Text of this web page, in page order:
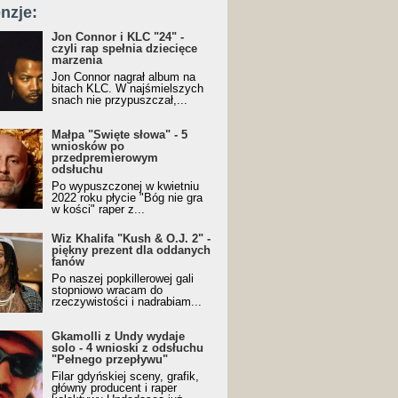
Jon Connor i KLC "24" -
czyli rap spełnia dziecięce
marzenia
Jon Connor nagrał album na
bitach KLC. W najśmielszych
snach nie przypuszczał,...
Małpa "Święte słowa" - 5
wniosków po
przedpremierowym
odsłuchu
Po wypuszczonej w kwietniu
2022 roku płycie "Bóg nie gra
w kości" raper z...
Wiz Khalifa "Kush & O.J. 2" -
piękny prezent dla oddanych
fanów
Po naszej popkillerowej gali
stopniowo wracam do
rzeczywistości i nadrabiam...
Gkamolli z Undy wydaje
solo - 4 wnioski z odsłuchu
"Pełnego przepływu"
Filar gdyńskiej sceny, grafik,
główny producent i raper